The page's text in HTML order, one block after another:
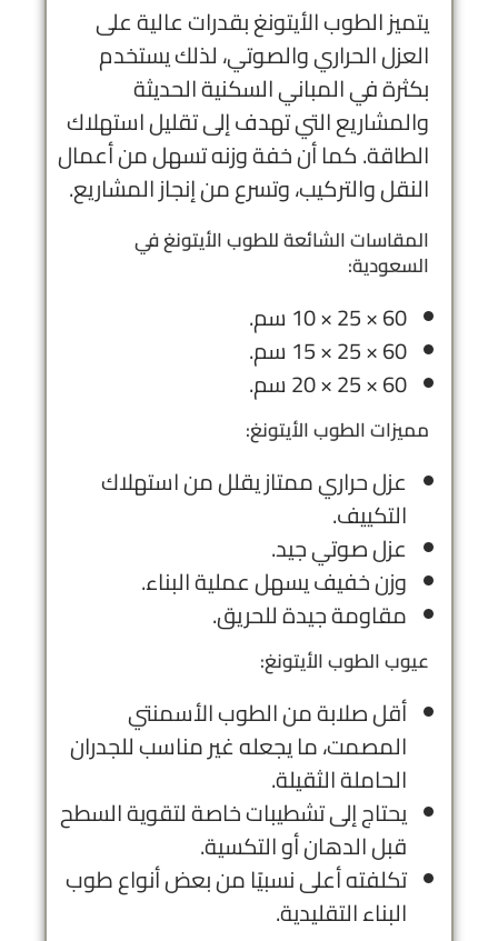
يتميز الطوب الأيتونغ بقدرات عالية على
العزل الحراري والصوتي، لذلك يستخدم
بكثرة في المباني السكنية الحديثة
والمشاريع التي تهدف إلى تقليل استهلاك
الطاقة. كما أن خفة وزنه تسهل من أعمال
النقل والتركيب، وتسرع من إنجاز المشاريع.
المقاسات الشائعة للطوب الأيتونغ في
السعودية:
60 × 25 × 10 سم.
60 × 25 × 15 سم.
60 × 25 × 20 سم.
مميزات الطوب الأيتونغ:
عزل حراري ممتاز يقلل من استهلاك
التكييف.
عزل صوتي جيد.
وزن خفيف يسهل عملية البناء.
مقاومة جيدة للحريق.
عيوب الطوب الأيتونغ:
أقل صلابة من الطوب الأسمنتي
المصمت، ما يجعله غير مناسب للجدران
الحاملة الثقيلة.
يحتاج إلى تشطيبات خاصة لتقوية السطح
قبل الدهان أو التكسية.
تكلفته أعلى نسبيًا من بعض أنواع طوب
البناء التقليدية.